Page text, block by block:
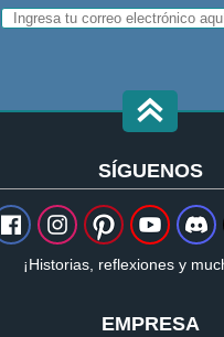
SÍGUENOS
¡Historias, reflexiones y
EMPRESA